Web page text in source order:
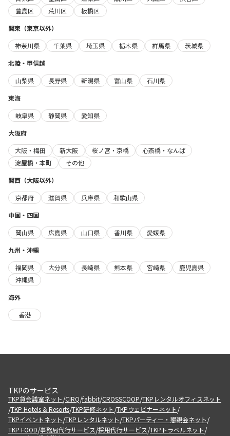
豊島区
荒川区
板橋区
関東（東京以外）
神奈川県
千葉県 埼玉県 栃木県 群馬県
茨城県
北陸・甲信越
山梨県
長野県 新潟県 富山県
石川県
東海
岐阜県
静岡県
愛知県
大阪府
大阪・梅田
新大阪 桜ノ宮・京橋
心斎橋・なんば
淀屋橋・本町
その他
関西（大阪以外）
京都府
滋賀県 兵庫県
和歌山県
中国・四国
岡山県
広島県 山口県 香川県
愛媛県
九州・沖縄
福岡県
大分県 長崎県 熊本県 宮崎県
鹿児島県
沖縄県
海外
香港
TKPのサービス
TKP貸会議室ネット/CIRQ/fabbit/CROSSCOOP/TKPレンタルオフィスネット
/TKP Hotels & Resorts/TKP研修ネット/TKPウェビナーネット/
TKPイベントネット/TKPレンタルネット/TKPパーティー・懇親会ネット/
TKP FOOD/事務局代行サービス/採用代行サービス/TKPトラベルネット/